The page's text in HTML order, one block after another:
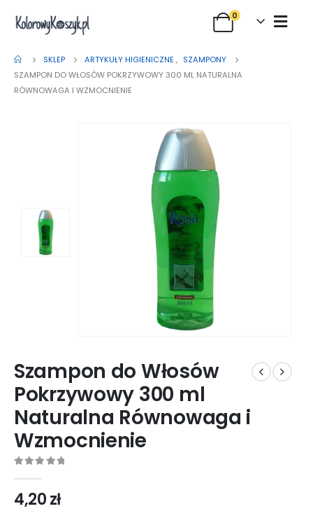
0
SKLEP ARTYKUŁY HIGIENICZNE , SZAMPONY
SZAMPON DO WŁOSÓW POKRZYWOWY 300 ML NATURALNA
RÓWNOWAGA I WZMOCNIENIE
Szampon do Włosów
Pokrzywowy 300 ml
Naturalna Równowaga i
Wzmocnienie
4,20zł